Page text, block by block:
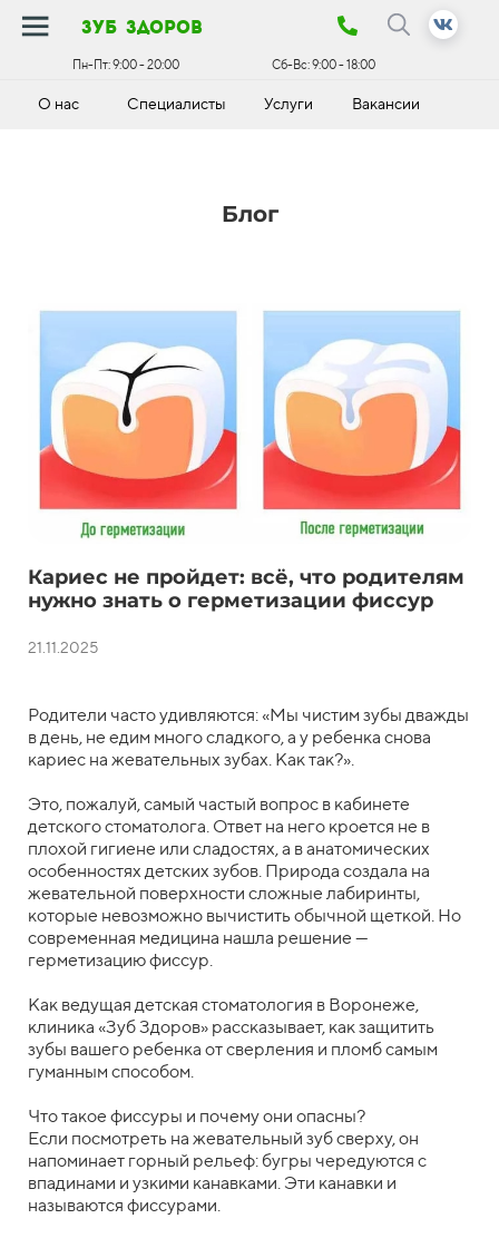
зуб здоров
Пн-Пт:9:00 - 20:00 Сб-Вс:9:00 - 18:00
О нас Специалисты Услуги Вакансии
Блог
Кариес не пройдет: всё, что родителям
нужно знать о герметизации фиссур
21.11.2025
Родители часто удивляются: «Мы чистим зубы дважды
в день, не едим много сладкого, а у ребенка снова
кариес на жевательных зубах. Как так?».
Это, пожалуй, самый частый вопрос в кабинете
детского стоматолога. Ответ на него кроется не в
плохой гигиене или сладостях, а в анатомических
особенностях детских зубов. Природа создала на
жевательной поверхности сложные лабиринты,
которые невозможно вычистить обычной щеткой. Но
современная медицина нашла решение —
герметизацию фиссур.
Как ведущая детская стоматология в Воронеже,
клиника «Зуб Здоров» рассказывает, как защитить
зубы вашего ребенка от сверления и пломб самым
гуманным способом.
Что такое фиссуры и почему они опасны?
Если посмотреть на жевательный зуб сверху, он
напоминает горный рельеф: бугры чередуются с
впадинами и узкими канавками. Эти канавки и
называются фиссурами.